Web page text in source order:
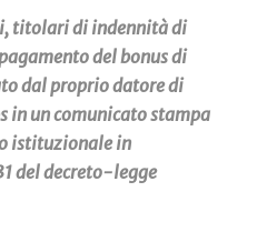
titolari di indennità di
del bonus di
dal proprio datore di
in un comunicato stampa
istituzionale in
del decreto-legge